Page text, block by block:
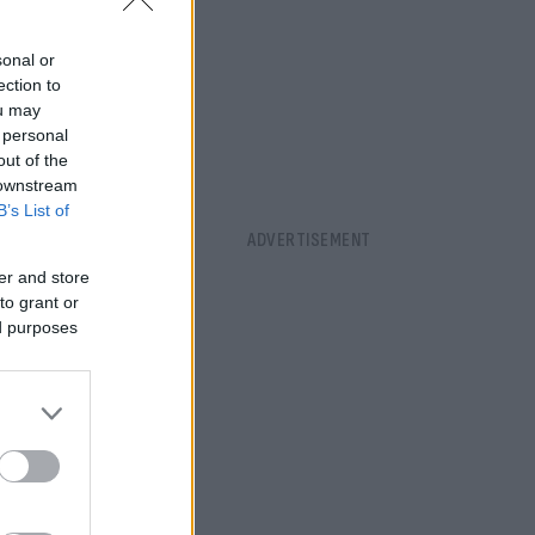
or
to
may
of the
List of
and store
grant or
purposes